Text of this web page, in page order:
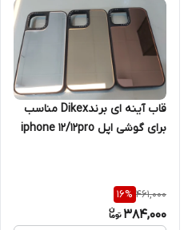
قاب آینه ای برندDikex مناسب
برای گوشی اپل iphone 12/12pro
461,000
16%
384,000